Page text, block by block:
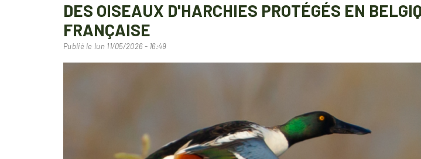
DES OISEAUX D'HARCHIES PROTÉGÉS EN
FRANÇAISE
Publié le lun 11/05/2026 - 16:49